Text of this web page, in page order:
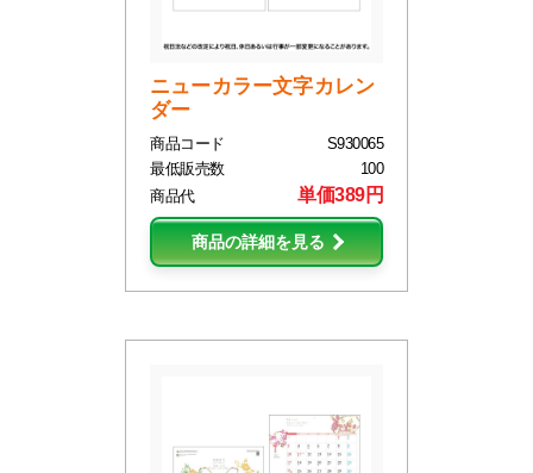
ニューカラー文字カレン
ダー
商品コード
S930065
最低販売数
100
商品代
単価389円
商品の詳細を見る